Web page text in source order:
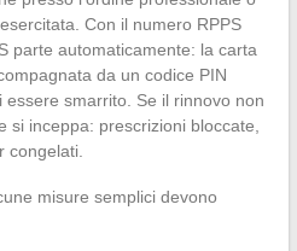
Con il numero RPPS
parte automaticamente: la carta
da un codice PIN
smarrito. Se il rinnovo non
si inceppa: prescrizioni bloccate,
congelati.
misure semplici devono